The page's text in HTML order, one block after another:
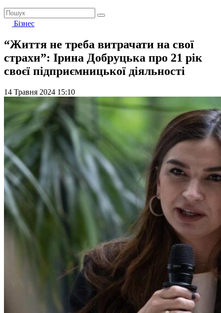
Бізнес
“Життя не треба витрачати на свої
страхи”: Ірина Добруцька про 21 рік
своєї підприємницької діяльності
14 Травня 2024 15:10